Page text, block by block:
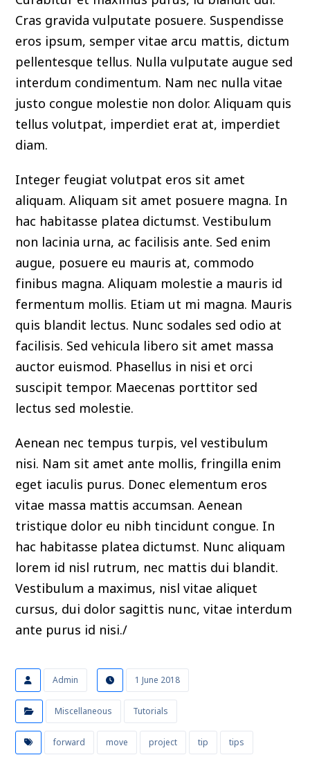
Cras gravida vulputate posuere. Suspendisse
eros ipsum, semper vitae arcu mattis, dictum
pellentesque tellus. Nulla vulputate augue sed
interdum condimentum. Nam nec nulla vitae
justo congue molestie non dolor. Aliquam quis
tellus volutpat, imperdiet erat at, imperdiet
diam.
Integer feugiat volutpat eros sit amet
aliquam. Aliquam sit amet posuere magna. In
hac habitasse platea dictumst. Vestibulum
non lacinia urna, ac facilisis ante. Sed enim
augue, posuere eu mauris at, commodo
finibus magna. Aliquam molestie a mauris id
fermentum mollis. Etiam ut mi magna. Mauris
quis blandit lectus. Nunc sodales sed odio at
facilisis. Sed vehicula libero sit amet massa
auctor euismod. Phasellus in nisi et orci
suscipit tempor. Maecenas porttitor sed
lectus sed molestie.
Aenean nec tempus turpis, vel vestibulum
nisi. Nam sit amet ante mollis, fringilla enim
eget iaculis purus. Donec elementum eros
vitae massa mattis accumsan. Aenean
tristique dolor eu nibh tincidunt congue. In
hac habitasse platea dictumst. Nunc aliquam
lorem id nisl rutrum, nec mattis dui blandit.
Vestibulum a maximus, nisl vitae aliquet
cursus, dui dolor sagittis nunc, vitae interdum
ante purus id nisi./
Admin 1 June 2018
Miscellaneous Tutorials
forward move project tip tips